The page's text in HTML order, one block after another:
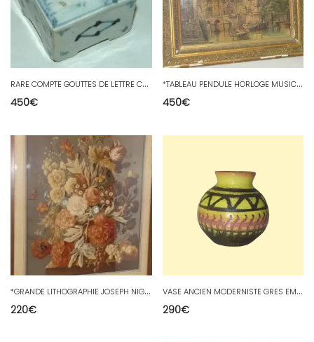
R
ARE COMPTE GOUTTES DE LETTRE COREE XIXe PERIODE CHOSEON CALLIGRAPHIE ASIE
450€
*
TABLEAU PENDULE HORLOGE MUSICALE BOITE A MUSIQUE CHROMO PENDULETTE XIXe
450€
*
GRANDE LITHOGRAPHIE JOSEPH NIGG SIGNEE MOURLOT PAPIER DARCHES 1950 STYLE XVIII
220€
V
ASE ANCIEN MODERNISTE GRES EMAILLE Signé FRANCIS BICHOFF (1876/1945) COLLECTION
290€